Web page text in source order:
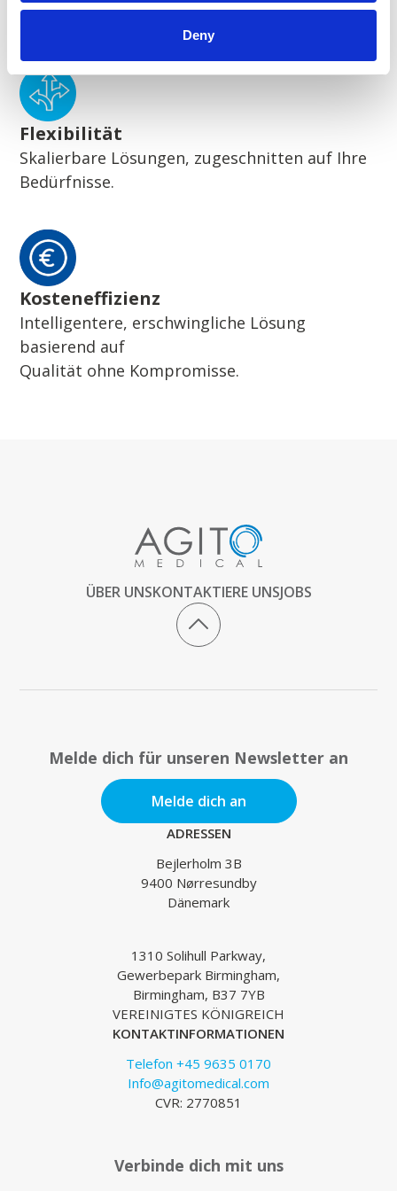
Deny
Wegweisende nachhaltige Lösungen
Flexibilität
Skalierbare Lösungen, zugeschnitten auf Ihre
Bedürfnisse.
Kosteneffizienz
Intelligentere, erschwingliche Lösung
basierend auf
Qualität ohne Kompromisse.
ÜBER UNSKONTAKTIERE UNSJOBS
Melde dich für unseren Newsletter an
Melde dich an
ADRESSEN
Bejlerholm 3B
9400 Nørresundby
Dänemark
1310 Solihull Parkway,
Gewerbepark Birmingham,
Birmingham, B37 7YB
VEREINIGTES KÖNIGREICH
KONTAKTINFORMATIONEN
Telefon +45 9635 0170
Info@agitomedical.com
CVR: 2770851
Verbinde dich mit uns